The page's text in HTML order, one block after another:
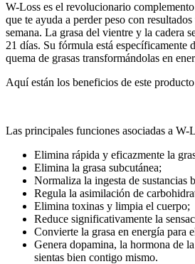
W-Loss es el revolucionario
que te ayuda a perder peso con
semana. La grasa del vientre y la cadera
21 días. Su fórmula está específicamente
quema de grasas transformándolas en
Aquí están los beneficios de este
Las principales funciones asociadas a W-
Elimina rápida y eficazmente la
Elimina la grasa subcutánea;
Normaliza la ingesta de sustancias
Regula la asimilación de
Elimina toxinas y limpia el cuerpo;
Reduce significativamente la
Convierte la grasa en energía para
Genera dopamina, la hormona de
sientas bien contigo mismo.